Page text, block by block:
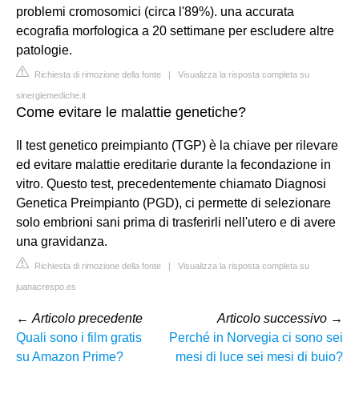
problemi cromosomici (circa l'89%). una accurata
ecografia morfologica a 20 settimane per escludere altre
patologie.
Richiesta di rimozione della fonte | Visualizza la risposta completa su
sinergiemediche.it
Come evitare le malattie genetiche?
Il test genetico preimpianto (TGP) è la chiave per rilevare
ed evitare malattie ereditarie durante la fecondazione in
vitro. Questo test, precedentemente chiamato Diagnosi
Genetica Preimpianto (PGD), ci permette di selezionare
solo embrioni sani prima di trasferirli nell'utero e di avere
una gravidanza.
Richiesta di rimozione della fonte | Visualizza la risposta completa su
juanacrespo.es
← Articolo precedente
Quali sono i film gratis
su Amazon Prime?
Articolo successivo →
Perché in Norvegia ci sono sei
mesi di luce sei mesi di buio?